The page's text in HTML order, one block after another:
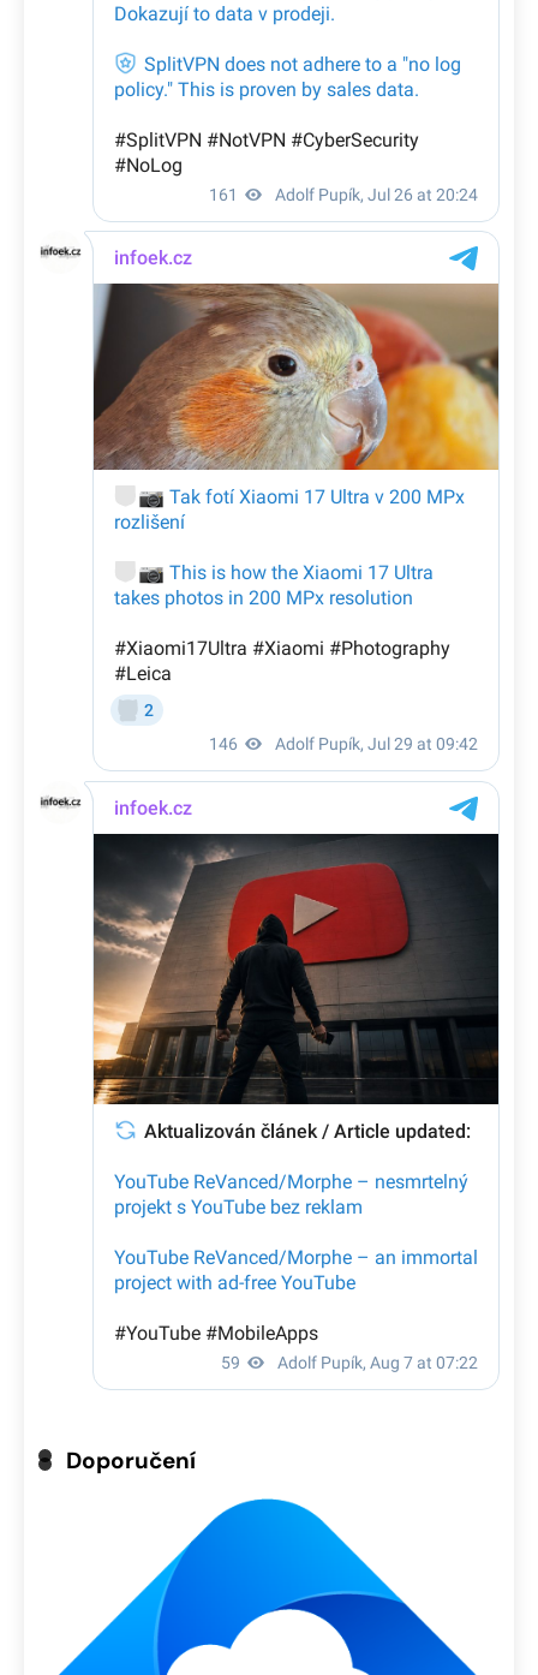
Doporučení